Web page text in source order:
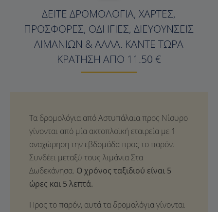
ΔΕΊΤΕ ΔΡΟΜΟΛΌΓΙΑ, ΧΆΡΤΕΣ,
ΠΡΟΣΦΟΡΈΣ, ΟΔΗΓΊΕΣ, ΔΙΕΥΘΎΝΣΕΙΣ
ΛΙΜΑΝΙΏΝ & ΆΛΛΑ. ΚΆΝΤΕ ΤΏΡΑ
ΚΡΆΤΗΣΗ ΑΠΌ 11.50 €
Ο χρόνος ταξιδιού είναι 5
ώρες και 5 λεπτά.
Προς το παρόν, αυτά τα δρομολόγια γίνονται